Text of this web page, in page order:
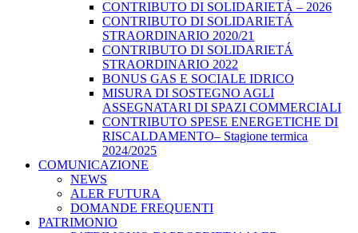
CONTRIBUTO DI SOLIDARIETÁ – 2026
CONTRIBUTO DI SOLIDARIETÁ
STRAORDINARIO 2020/21
CONTRIBUTO DI SOLIDARIETÁ
STRAORDINARIO 2022
BONUS GAS E SOCIALE IDRICO
MISURA DI SOSTEGNO AGLI
ASSEGNATARI DI SPAZI COMMERCIALI
CONTRIBUTO SPESE ENERGETICHE DI
RISCALDAMENTO– Stagione termica
2024/2025
COMUNICAZIONE
NEWS
ALER FUTURA
DOMANDE FREQUENTI
PATRIMONIO